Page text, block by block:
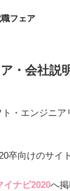
フェア
・会社説
・エンジニア
卒向けのサイ
イナビ2020へ